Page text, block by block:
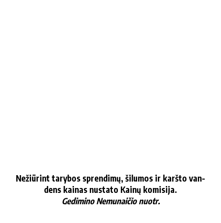
Ne­žiū­rint ta­ry­bos spren­di­mų, ši­lu­mos ir karš­to van­
dens kai­nas nu­sta­to Kai­nų ko­mi­si­ja.
Ge­di­mi­no Ne­mu­nai­čio nuotr.